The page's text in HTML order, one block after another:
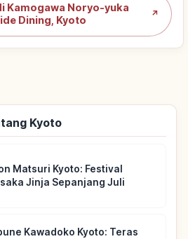
Kamogawa Noryo-yuka
Dining, Kyoto
↗
Kyoto
Matsuri Kyoto: Festival
Jinja Sepanjang Juli
Kawadoko Kyoto: Teras